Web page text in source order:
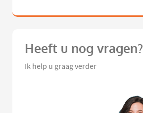
Heeft u nog vragen?
Ik help u graag verder